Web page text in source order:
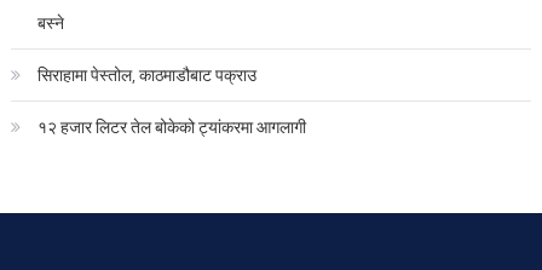
बस्ने
सिराहामा पेस्तोल, काठमाडौबाट पक्राउ
१२ हजार लिटर तेल बोकेको ट्यांकरमा आगलागी